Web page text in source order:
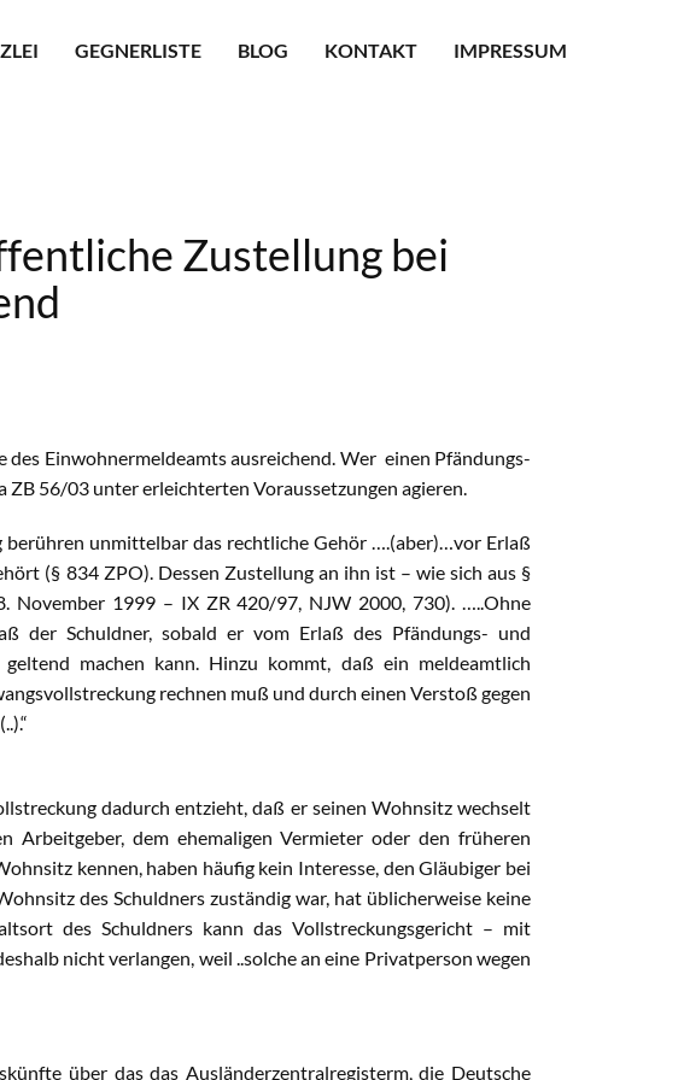
GEGNERLISTE BLOG KONTAKT IMPRESSUM
Zustellung bei
Einwohnermeldeamts ausreichend. Wer einen Pfändungs-
ZB 56/03 unter erleichterten Voraussetzungen agieren.
unmittelbar das rechtliche Gehör ….(aber)…vor Erlaß
(§ 834 ZPO). Dessen Zustellung an ihn ist – wie sich aus §
1999 – IX ZR 420/97, NJW 2000, 730). …..Ohne
der Schuldner, sobald er vom Erlaß des Pfändungs- und
machen kann. Hinzu kommt, daß ein meldeamtlich
rechnen muß und durch einen Verstoß gegen
dadurch entzieht, daß er seinen Wohnsitz wechselt
Arbeitgeber, dem ehemaligen Vermieter oder den früheren
kennen, haben häufig kein Interesse, den Gläubiger bei
des Schuldners zuständig war, hat üblicherweise keine
des Schuldners kann das Vollstreckungsgericht – mit
nicht verlangen, weil ..solche an eine Privatperson wegen
über das das Ausländerzentralregisterm, die Deutsche